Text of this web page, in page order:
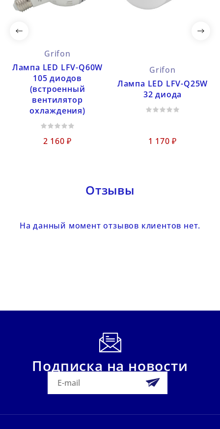
Grifon
Лампа LED LFV-Q60W
105 диодов
(встроенный
вентилятор
охлаждения)
2 160 ₽
Grifon
Лампа LED LFV-Q25W
32 диода
1 170 ₽
Отзывы
На данный момент отзывов клиентов нет.
Подписка на новости